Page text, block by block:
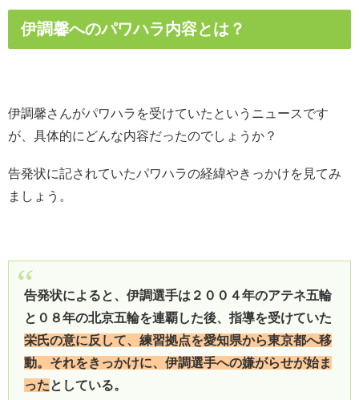
伊調馨へのパワハラ内容とは？
伊調馨さんがパワハラを受けていたというニュースです
が、具体的にどんな内容だったのでしょうか？
告発状に記されていたパワハラの経緯やきっかけを見てみ
ましょう。
告発状によると、伊調選手は２００４年のアテネ五輪
と０８年の北京五輪を連覇した後、指導を受けていた
栄氏の意に反して、練習拠点を愛知県から東京都へ移
動。それをきっかけに、伊調選手への嫌がらせが始ま
ったとしている。